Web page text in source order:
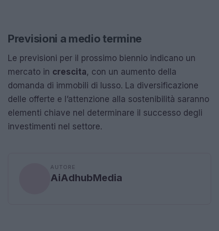
Previsioni a medio termine
Le previsioni per il prossimo biennio indicano un
mercato in crescita, con un aumento della
domanda di immobili di lusso. La diversificazione
delle offerte e l’attenzione alla sostenibilità saranno
elementi chiave nel determinare il successo degli
investimenti nel settore.
AUTORE
AiAdhubMedia